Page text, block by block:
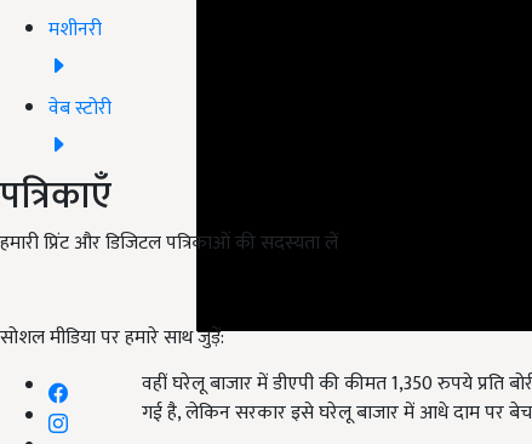
मशीनरी
वेब स्टोरी
पत्रिकाएँ
हमारी प्रिंट और डिजिटल पत्रिकाओं की सदस्यता लें
सोशल मीडिया पर हमारे साथ जुड़ें:
वहीं घरेलू बाजार में डीएपी की कीमत 1,350 रुपये प्रति
गई है, लेकिन सरकार इसे घरेलू बाजार में आधे दाम पर बेच